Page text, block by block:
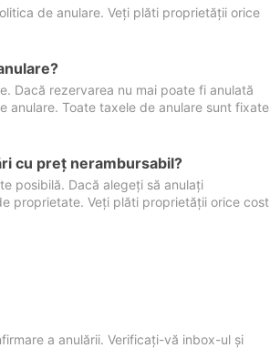
de anulare. Veți plăti proprietății orice
Dacă rezervarea nu mai poate fi anulată
Toate taxele de anulare sunt fixate
cu preţ nerambursabil?
posibilă. Dacă alegeți să anulați
proprietate. Veți plăti proprietății orice cost
a anulării. Verificați-vă inbox-ul și